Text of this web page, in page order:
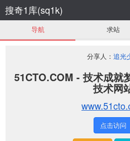
搜奇1库(sq1k)
导航 求站
分享人： 追光
51CTO.COM - 技术成就
技术网
点击访问